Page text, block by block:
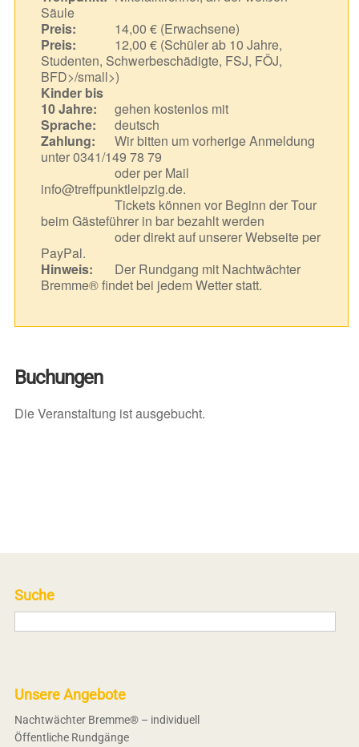
Säule
Preis:
14,00 € (Erwachsene)
Preis:
12,00 € (Schüler ab 10 Jahre,
Studenten, Schwerbeschädigte, FSJ, FÖJ,
BFD>/small>)
Kinder bis
10 Jahre:
gehen kostenlos mit
Sprache:
deutsch
Zahlung:
Wir bitten um vorherige Anmeldung
unter 0341/149 78 79
oder per Mail
info@treffpunktleipzig.de.
Tickets können vor Beginn der Tour
beim Gästeführer in bar bezahlt werden
oder direkt auf unserer Webseite per
PayPal.
Hinweis:
Der Rundgang mit Nachtwächter
Bremme® findet bei jedem Wetter statt.
Buchungen
Die Veranstaltung ist ausgebucht.
Suche
Unsere Angebote
Nachtwächter Bremme® – individuell
Öffentliche Rundgänge